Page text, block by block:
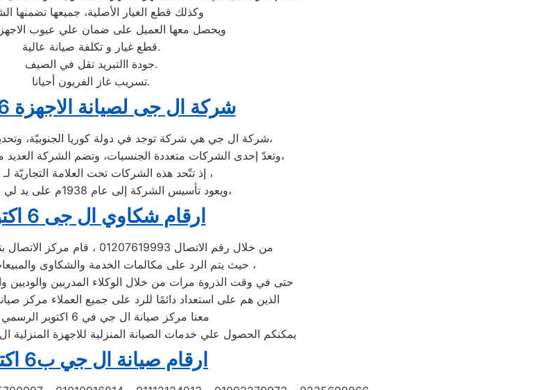
وكذلك قطع الغيار الأصلية، جميعها تضمنها
ويحصل معها العميل على ضمان علي عيوب
قطع غيار و تكلفة صيانة عالية.
جودة االتبريد تقل في الصيف.
تسريب غاز الفريون أحيانا.
شركة ال جى لصيانة الاجهزة 6 اكتوبر
شركة ال جي هي شركة توجد في دولة كوريا الجنوبيّة، وتحديداً في مدينة سيؤول،
وتعدّ إحدى الشركات متعددة الجنسيات، وتضم الشركة العديد من الشركات التابعة لها،
إذ تتّحد هذه الشركات تحت العلامة التجاريّة لـ ال جي ،
ويعود تأسيس الشركة إلى عام 1938م على يد لي بيونغ تشول،
ارقام شكاوي ال جى 6 اكتوبر
من خلال رقم الاتصال 01207619993 ، قام مركز الاتصال بتوحيد قنوات الاتصال
حيث يتم الرد على مكالمات الخدمة والشكاوى والمبيعات خلال 30 ثانية ،
حتى في وقت الذروة مرات من خلال الوكلاء المدربين والوديين
الذين هم على استعداد دائمًا للرد على جميع العملاء مركز صيانه ال
معنا مركز صيانة ال جي في 6 اكتوبر الرسمي بمصر
يمكنكم الحصول علي خدمات الصيانة المنزلية للاجهزة المنزلية
ارقام صيانة ال جي ب6 اكتوبر